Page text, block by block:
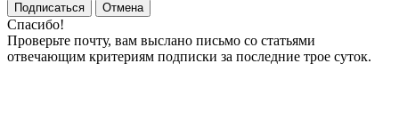
Подписаться
Отмена
Спасибо!
Проверьте почту, вам выслано письмо со статьями
отвечающим критериям подписки за последние трое суток.